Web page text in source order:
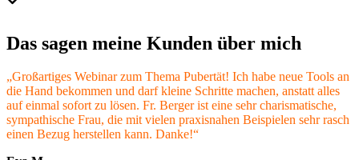
Das sagen meine Kunden über mich
„Großartiges Webinar zum Thema Pubertät! Ich habe neue Tools an
die Hand bekommen und darf kleine Schritte machen, anstatt alles
auf einmal sofort zu lösen. Fr. Berger ist eine sehr charismatische,
sympathische Frau, die mit vielen praxisnahen Beispielen sehr rasch
einen Bezug herstellen kann. Danke!“